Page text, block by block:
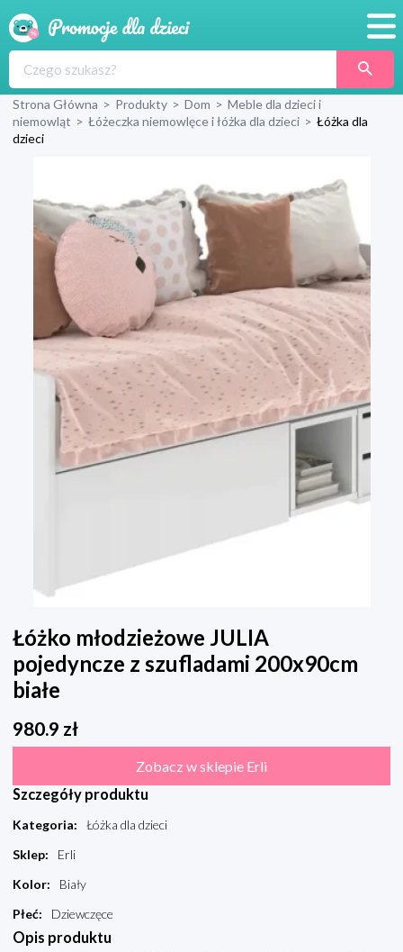
Produkty
Blog
Wyprawka
Strona Główna > Produkty > Dom > Meble dla dzieci i
niemowląt > Łóżeczka niemowlęce i łóżka dla dzieci > Łóżka dla
dzieci
Łóżko młodzieżowe JULIA
pojedyncze z szufladami 200x90cm
białe
980.9 zł
Zobacz w sklepie Erli
Szczegóły produktu
Kategoria:
Łóżka dla dzieci
Sklep:
Erli
Kolor:
Biały
Płeć: Dziewczęce
Opis produktu